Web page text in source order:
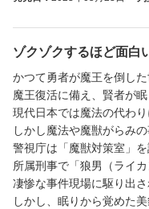
ゾクゾクするほど面白
かつて勇者が魔王を倒した
魔王復活に備え、賢者が眠
現代日本では魔法の代わり
しかし魔法や魔獣がらみの
警視庁は「魔獣対策室」を
所属刑事で「狼男（ライ
凄惨な事件現場に駆り出さ
しかし、眠りから覚めた